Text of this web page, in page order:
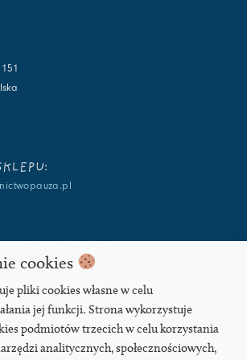
w dni powszednie w godzinach 11-15,
SMS, gdybym nie odbierała)
cookies
pliki cookies własne w celu
jej funkcji. Strona wykorzystuje
podmiotów trzecich w celu korzystania
analitycznych, społecznościowych,